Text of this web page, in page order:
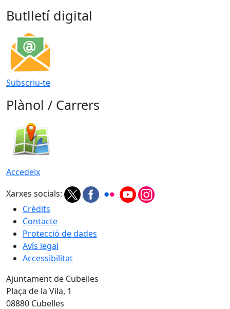
Butlletí digital
Subscriu-te
Plànol / Carrers
Accedeix
Xarxes socials:
Crèdits
Contacte
Protecció de dades
Avís legal
Accessibilitat
Ajuntament de Cubelles
Plaça de la Vila, 1
08880 Cubelles